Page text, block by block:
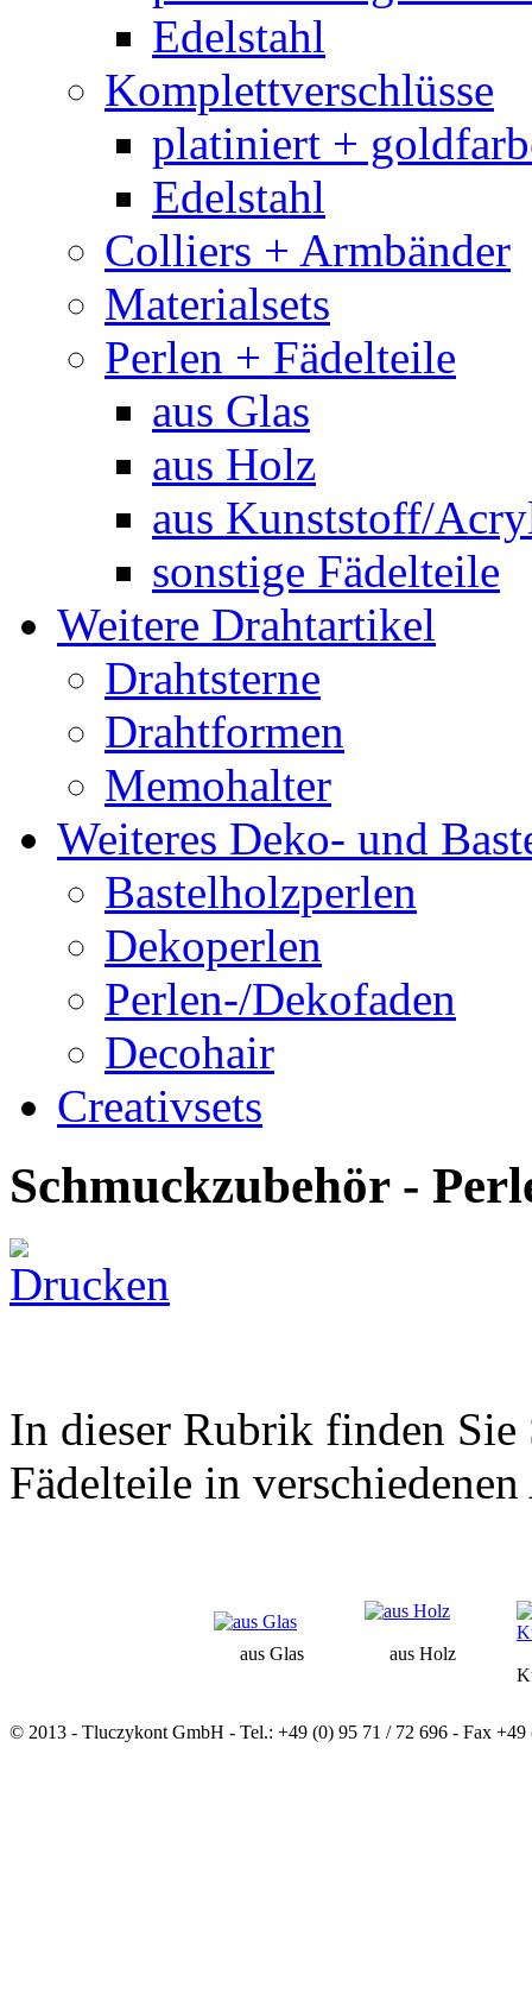
Edelstahl
Komplettverschlüsse
platiniert +
Edelstahl
Colliers + Armbänder
Materialsets
Perlen + Fädelteile
aus Glas
aus Holz
aus Kunststoff/
sonstige Fädelteile
Weitere Drahtartikel
Drahtsterne
Drahtformen
Memohalter
Weiteres Deko- und
Bastelholzperlen
Dekoperlen
Perlen-/Dekofaden
Decohair
Creativsets
Schmuckzubehör -
In dieser Rubrik finden Sie
Fädelteile in
aus Glas
aus Holz
© 2013 - Tluczykont GmbH - Tel.: +49 (0) 95 71 / 72 696 - Fax